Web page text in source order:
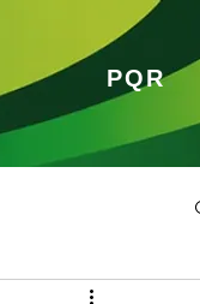
PQR